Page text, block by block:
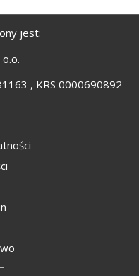
jest:
o.o.
, KRS 0000690892